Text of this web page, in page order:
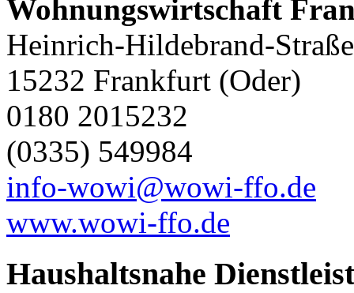
Wohnungswirtschaft
Heinrich-Hildebrand-
15232 Frankfurt (Oder)
0180 2015232
(0335) 549984
info-wowi@wowi-ffo.de
www.wowi-ffo.de
Haushaltsnahe